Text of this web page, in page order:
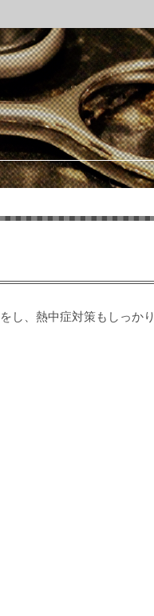
し、熱中症対策もしっかり